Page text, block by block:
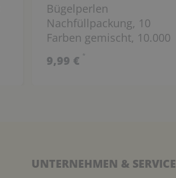
Bügelperlen
Nachfüllpackung, 10
Farben gemischt, 10.000
9,99 € *
UNTERNEHMEN & SERVICE